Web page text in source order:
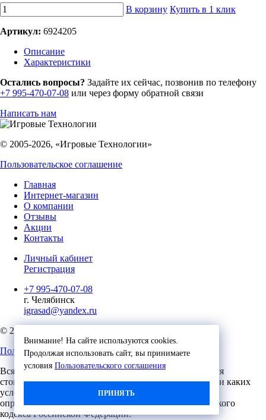
В корзину Купить в 1 клик
Артикул: 6924205
Описание
Характеристики
Внимание! На сайте используются cookies.
Продолжая использовать сайт, вы принимаете
условия Пользовательского соглашения
ПРИНЯТЬ
Остались вопросы? Задайте их сейчас, позвонив по телефону
+7 995-470-07-08 или через форму обратной связи
Написать нам
© 2005-2026, «Игровые Технологии»
Пользовательское соглашение
Главная
Интернет-магазин
О компании
Отзывы
Акции
Контакты
Личный кабинет
Регистрация
+7 995-470-07-08
г. Челябинск
igrasad@yandex.ru
© 2023, Игровые Технологии
Пользовательское соглашение
Вся представленная на сайте информация, касающаяся
стоимости, носит информационный характер и ни при каких
условиях не является публичной офертой,
определяемой положениями Статьи 437 (2) Гражданского
кодекса Российской Федерации.